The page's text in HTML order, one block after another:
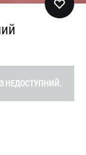
НЕДОСТУПНИЙ.